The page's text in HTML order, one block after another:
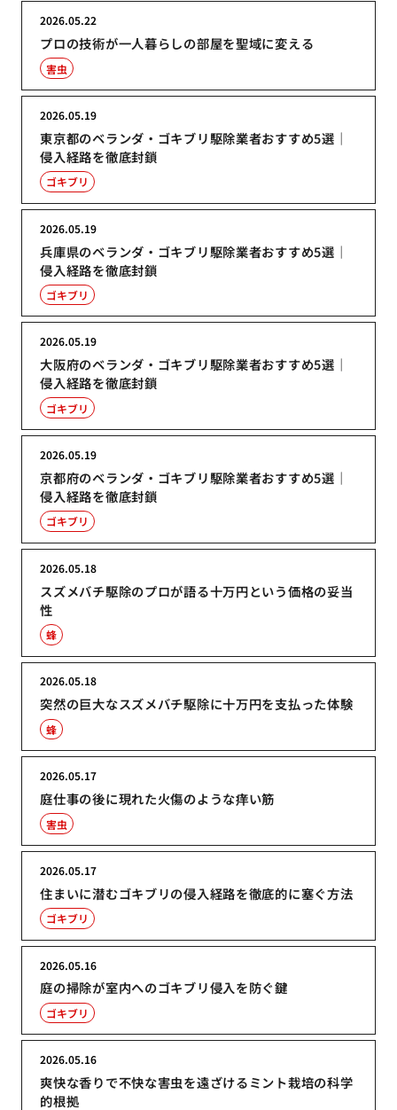
プロの技術が一人暮らしの部屋を聖域に変える
2026.05.22
害虫
東京都のベランダ・ゴキブリ駆除業者おすすめ5選｜
侵入経路を徹底封鎖
2026.05.19
ゴキブリ
兵庫県のベランダ・ゴキブリ駆除業者おすすめ5選｜
侵入経路を徹底封鎖
2026.05.19
ゴキブリ
大阪府のベランダ・ゴキブリ駆除業者おすすめ5選｜
侵入経路を徹底封鎖
2026.05.19
ゴキブリ
京都府のベランダ・ゴキブリ駆除業者おすすめ5選｜
侵入経路を徹底封鎖
2026.05.19
ゴキブリ
スズメバチ駆除のプロが語る十万円という価格の妥当
性
2026.05.18
蜂
突然の巨大なスズメバチ駆除に十万円を支払った体験
2026.05.18
蜂
庭仕事の後に現れた火傷のような痒い筋
2026.05.17
害虫
住まいに潜むゴキブリの侵入経路を徹底的に塞ぐ方法
2026.05.17
ゴキブリ
庭の掃除が室内へのゴキブリ侵入を防ぐ鍵
2026.05.16
ゴキブリ
爽快な香りで不快な害虫を遠ざけるミント栽培の科学
的根拠
2026.05.16